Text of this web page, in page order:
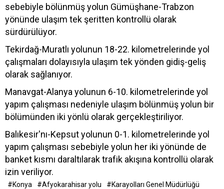
sebebiyle bölünmüş yolun Gümüşhane-Trabzon
yönünde ulaşım tek şeritten kontrollü olarak
sürdürülüyor.
Tekirdağ-Muratlı yolunun 18-22. kilometrelerinde yol
çalışmaları dolayısıyla ulaşım tek yönden gidiş-geliş
olarak sağlanıyor.
Manavgat-Alanya yolunun 6-10. kilometrelerinde yol
yapım çalışması nedeniyle ulaşım bölünmüş yolun bir
bölümünden iki yönlü olarak gerçekleştiriliyor.
Balıkesir'nı-Kepsut yolunun 0-1. kilometrelerinde yol
yapım çalışması sebebiyle yolun her iki yönünde de
banket kısmı daraltılarak trafik akışına kontrollü olarak
izin veriliyor.
#Konya #Afyokarahisar yolu
#Karayolları Genel Müdürlüğü